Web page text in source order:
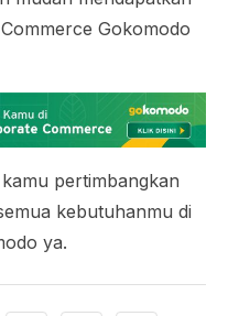
Gokomodo
pertimbangkan
kebutuhanmu di
ya.